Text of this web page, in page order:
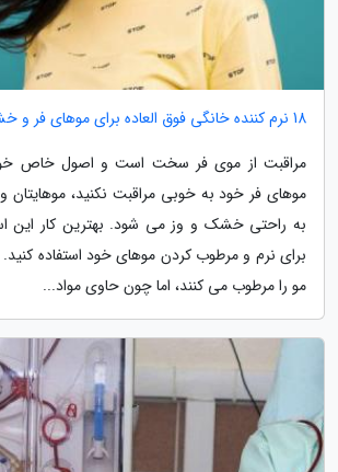
18 نرم کننده خانگی فوق العاده برای موهای فر و خشک
مراقبت از موی فر سخت است و اصول خاص
موهای فر خود به خوبی مراقبت نکنید،
به راحتی خشک و وز می شود. بهترین کار این
برای نرم و مرطوب کردن موهای خود استفاده کنید.
مو را مرطوب می کنند، اما چون حاوی مواد...